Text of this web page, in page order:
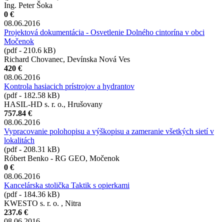
Ing. Peter Šoka
0 €
08.06.2016
Projektová dokumentácia - Osvetlenie Dolného cintorína v obci
Močenok
(pdf - 210.6 kB)
Richard Chovanec, Devínska Nová Ves
420 €
08.06.2016
Kontrola hasiacich prístrojov a hydrantov
(pdf - 182.58 kB)
HASIL-HD s. r. o., Hrušovany
757.84 €
08.06.2016
Vypracovanie polohopisu a výškopisu a zameranie všetkých sietí v
lokalitách
(pdf - 208.31 kB)
Róbert Benko - RG GEO, Močenok
0 €
08.06.2016
Kancelárska stolička Taktik s opierkami
(pdf - 184.36 kB)
KWESTO s. r. o. , Nitra
237.6 €